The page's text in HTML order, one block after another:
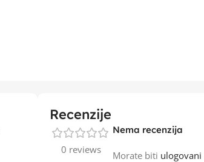
Recenzije
0 reviews
Nema recenzija
Morate biti ulogovani